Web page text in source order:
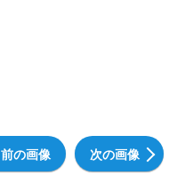
前の画像 次の画像